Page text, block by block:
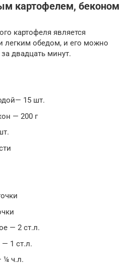
картофелем, беконом
картофеля является
легким обедом, и его можно
двадцать минут.
15 шт.
— 200 г
— 2 ст.л.
1 ст.л.
¼ ч.л.